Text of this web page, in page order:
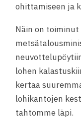
ohittamiseen ja
Näin on toiminut
lohen
kertaa
lohikantojen
tahtomme läpi.